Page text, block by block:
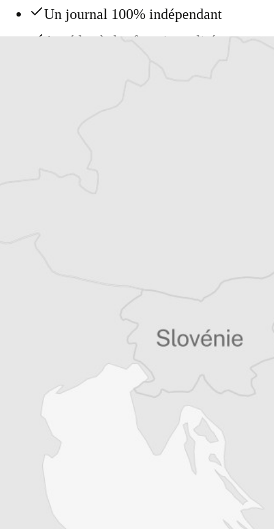
Un journal 100% indépendant
Accédez à des fonctionnalités